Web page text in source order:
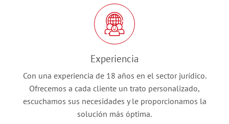
Experiencia
Con una experiencia de 18 años en el sector jurídico.
Ofrecemos a cada cliente un trato personalizado,
escuchamos sus necesidades y le proporcionamos la
solución más óptima.